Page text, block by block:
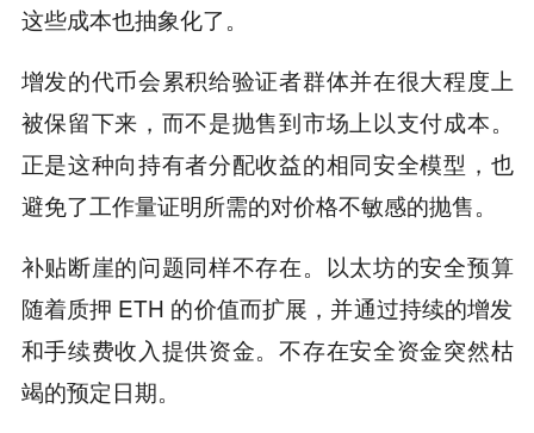
这些成本也抽象化了。
增发的代币会累积给验证者群体并在很大程度上
被保留下来，而不是抛售到市场上以支付成本。
正是这种向持有者分配收益的相同安全模型，也
避免了工作量证明所需的对价格不敏感的抛售。
补贴断崖的问题同样不存在。以太坊的安全预算
随着质押 ETH 的价值而扩展，并通过持续的增发
和手续费收入提供资金。不存在安全资金突然枯
竭的预定日期。